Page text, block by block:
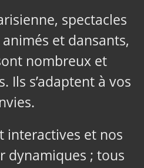
spectacles
et dansants,
nombreux et
Ils s’adaptent à vos
interactives et nos
dynamiques ; tous